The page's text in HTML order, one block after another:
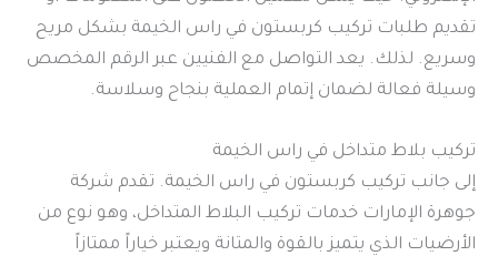
تقديم طلبات تركيب كربستون في راس الخيمة بشكل مريح
وسريع. لذلك. يعد التواصل مع الفنيين عبر الرقم المخصص
وسيلة فعالة لضمان إتمام العملية بنجاح وسلاسة.
تركيب بلاط متداخل في راس الخيمة
إلى جانب تركيب كربستون في راس الخيمة. تقدم شركة
جوهرة الإمارات خدمات تركيب البلاط المتداخل، وهو نوع من
الأرضيات الذي يتميز بالقوة والمتانة ويعتبر خياراً ممتازاً